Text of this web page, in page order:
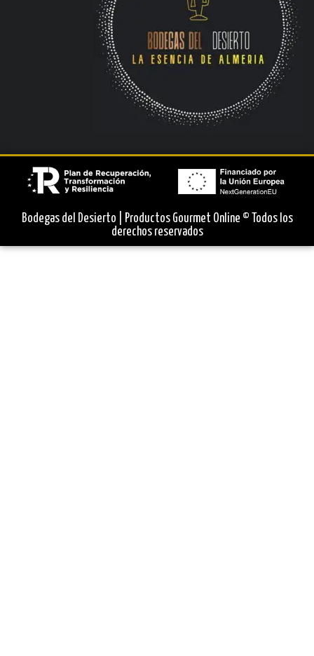
Bodegas del Desierto | Productos Gourmet Online © Todos los
derechos reservados